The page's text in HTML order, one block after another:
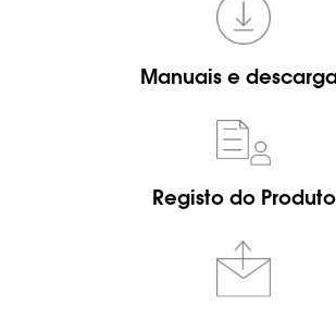
Manuais e
Registo do Produto